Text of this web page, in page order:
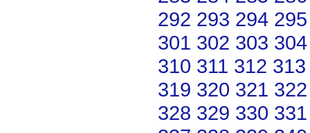
292 293 294 295
301 302 303 304
310 311 312 313
319 320 321 322
328 329 330 331